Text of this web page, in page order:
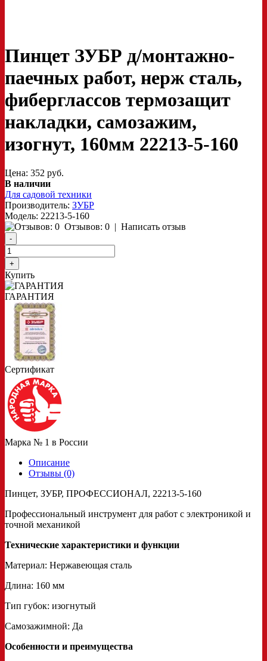
Пинцет ЗУБР д/монтажно-
паечных работ, нерж сталь,
фиберглассов термозащит
накладки, самозажим,
изогнут, 160мм 22213-5-160
Цена: 352 руб.
В наличии
Для садовой техники
Производитель: ЗУБР
Модель: 22213-5-160
Отзывов: 0 | Написать отзыв
Купить
ГАРАНТИЯ
Сертификат
Марка № 1 в России
Описание
Отзывы (0)
Пинцет, ЗУБР, ПРОФЕССИОНАЛ, 22213-5-160
Профессиональный инструмент для работ с электроникой и
точной механикой
Технические характеристики и функции
Материал: Нержавеющая сталь
Длина: 160 мм
Тип губок: изогнутый
Самозажимной: Да
Особенности и преимущества